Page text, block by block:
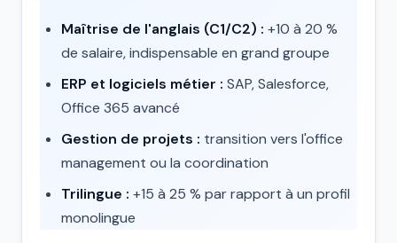
Maîtrise de l'anglais (C1/C2) : +10 à 20 %
de salaire, indispensable en grand groupe
ERP et logiciels métier : SAP, Salesforce,
Office 365 avancé
Gestion de projets : transition vers l'office
management ou la coordination
Trilingue : +15 à 25 % par rapport à un profil
monolingue